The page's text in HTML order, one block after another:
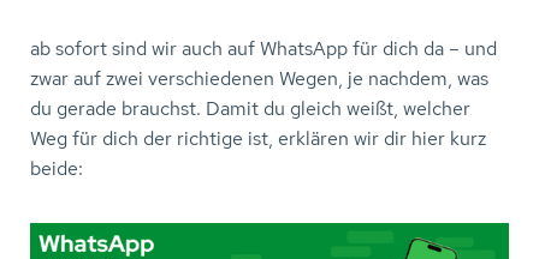
ab sofort sind wir auch auf WhatsApp für dich da – und
zwar auf zwei verschiedenen Wegen, je nachdem, was
du gerade brauchst. Damit du gleich weißt, welcher
Weg für dich der richtige ist, erklären wir dir hier kurz
beide: